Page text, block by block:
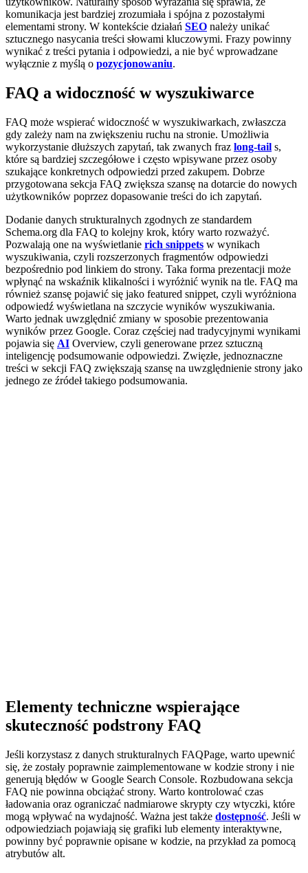
komunikacja jest bardziej zrozumiała i spójna z pozostałymi
elementami strony. W kontekście działań SEO należy unikać
sztucznego nasycania treści słowami kluczowymi. Frazy powinny
wynikać z treści pytania i odpowiedzi, a nie być wprowadzane
wyłącznie z myślą o pozycjonowaniu.
FAQ a widoczność w wyszukiwarce
FAQ może wspierać widoczność w wyszukiwarkach, zwłaszcza
gdy zależy nam na zwiększeniu ruchu na stronie. Umożliwia
wykorzystanie dłuższych zapytań, tak zwanych fraz long-tail s,
które są bardziej szczegółowe i często wpisywane przez osoby
szukające konkretnych odpowiedzi przed zakupem. Dobrze
przygotowana sekcja FAQ zwiększa szansę na dotarcie do nowych
użytkowników poprzez dopasowanie treści do ich zapytań.
Dodanie danych strukturalnych zgodnych ze standardem
Schema.org dla FAQ to kolejny krok, który warto rozważyć.
Pozwalają one na wyświetlanie rich snippets w wynikach
wyszukiwania, czyli rozszerzonych fragmentów odpowiedzi
bezpośrednio pod linkiem do strony. Taka forma prezentacji może
wpłynąć na wskaźnik klikalności i wyróżnić wynik na tle. FAQ ma
również szansę pojawić się jako featured snippet, czyli wyróżniona
odpowiedź wyświetlana na szczycie wyników wyszukiwania.
Warto jednak uwzględnić zmiany w sposobie prezentowania
wyników przez Google. Coraz częściej nad tradycyjnymi wynikami
pojawia się AI Overview, czyli generowane przez sztuczną
inteligencję podsumowanie odpowiedzi. Zwięzłe, jednoznaczne
treści w sekcji FAQ zwiększają szansę na uwzględnienie strony jako
jednego ze źródeł takiego podsumowania.
Elementy techniczne wspierające
skuteczność podstrony FAQ
Jeśli korzystasz z danych strukturalnych FAQPage, warto upewnić
się, że zostały poprawnie zaimplementowane w kodzie strony i nie
generują błędów w Google Search Console. Rozbudowana sekcja
FAQ nie powinna obciążać strony. Warto kontrolować czas
ładowania oraz ograniczać nadmiarowe skrypty czy wtyczki, które
mogą wpływać na wydajność. Ważna jest także dostępność. Jeśli w
odpowiedziach pojawiają się grafiki lub elementy interaktywne,
powinny być poprawnie opisane w kodzie, na przykład za pomocą
atrybutów alt.